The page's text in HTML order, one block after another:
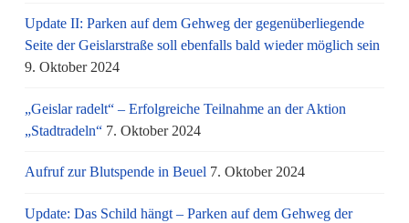
Update II: Parken auf dem Gehweg der gegenüberliegende
Seite der Geislarstraße soll ebenfalls bald wieder möglich sein
9. Oktober 2024
„Geislar radelt“ – Erfolgreiche Teilnahme an der Aktion
„Stadtradeln“ 7. Oktober 2024
Aufruf zur Blutspende in Beuel 7. Oktober 2024
Update: Das Schild hängt – Parken auf dem Gehweg der